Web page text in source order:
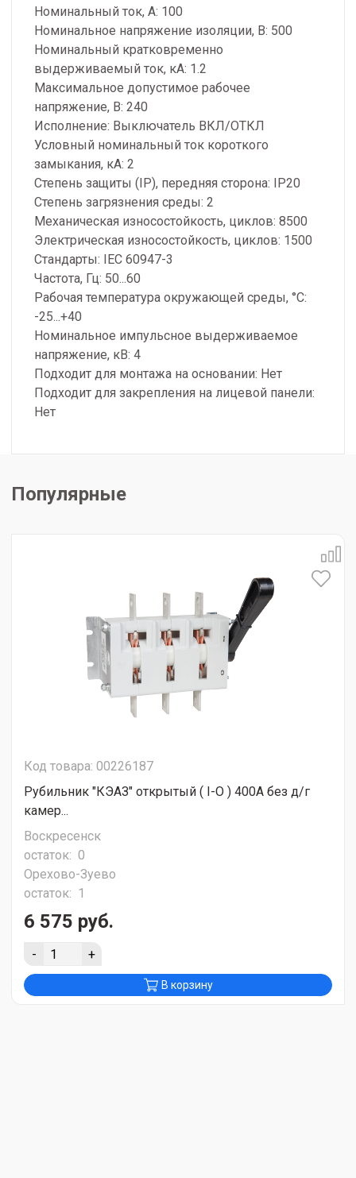
Номинальный ток, А: 100
Номинальное напряжение изоляции, В: 500
Номинальный кратковременно
выдерживаемый ток, кА: 1.2
Максимальное допустимое рабочее
напряжение, В: 240
Исполнение: Выключатель ВКЛ/ОТКЛ
Условный номинальный ток короткого
замыкания, кА: 2
Степень защиты (IP), передняя сторона: IP20
Степень загрязнения среды: 2
Механическая износостойкость, циклов: 8500
Электрическая износостойкость, циклов: 1500
Стандарты: IEC 60947-3
Частота, Гц: 50...60
Рабочая температура окружающей среды, °C:
-25...+40
Номинальное импульсное выдерживаемое
напряжение, кВ: 4
Подходит для монтажа на основании: Нет
Подходит для закрепления на лицевой панели:
Нет
Популярные
Код товара: 00226187
Рубильник "КЭАЗ" открытый ( I-O ) 400А без д/г
камер...
Воскресенск
остаток: 0
Орехово-Зуево
остаток: 1
6 575 руб.
- +
В корзину